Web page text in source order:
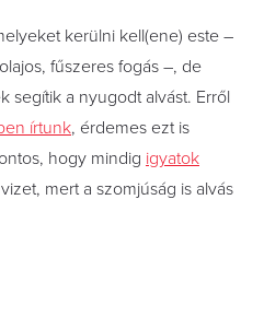
kerülni kell(ene) este –
fűszeres fogás –, de
segítik a nyugodt alvást. Erről
írtunk, érdemes ezt is
hogy mindig igyatok
mert a szomjúság is alvás